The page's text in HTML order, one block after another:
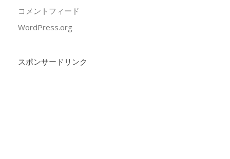
コメントフィード
WordPress.org
スポンサードリンク